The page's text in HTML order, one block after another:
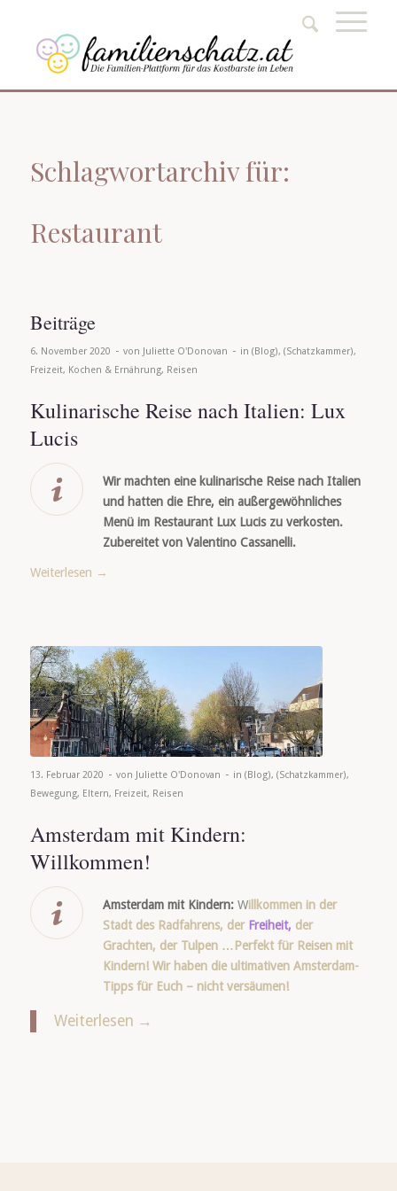
Schlagwortarchiv für:
Restaurant
Beiträge
6. November 2020 - von Juliette O'Donovan - in (Blog), (Schatzkammer),
Freizeit, Kochen & Ernährung, Reisen
Kulinarische Reise nach Italien: Lux
Lucis
Wir machten eine kulinarische Reise nach Italien
und hatten die Ehre, ein außergewöhnliches
Menü im Restaurant Lux Lucis zu verkosten.
Zubereitet von Valentino Cassanelli.
Weiterlesen →
13. Februar 2020 - von Juliette O'Donovan - in (Blog), (Schatzkammer),
Bewegung, Eltern, Freizeit, Reisen
Amsterdam mit Kindern:
Willkommen!
Amsterdam mit Kindern:Willkommen in der
Stadt des Radfahrens, der Freiheit, der
Grachten, der Tulpen …Perfekt für Reisen mit
Kindern! Wir haben die ultimativen Amsterdam-
Tipps für Euch – nicht versäumen!
Weiterlesen →